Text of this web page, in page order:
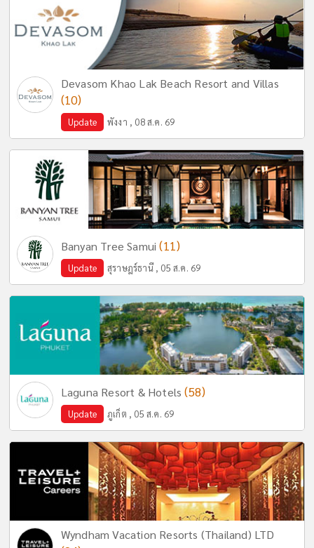
Devasom Khao Lak Beach Resort and Villas
(10)
Update พังงา , 08 ส.ค. 69
Banyan Tree Samui(11)
Update สุราษฎร์ธานี , 05 ส.ค. 69
Laguna Resort & Hotels(58)
Update ภูเก็ต , 05 ส.ค. 69
Wyndham Vacation Resorts (Thailand) LTD